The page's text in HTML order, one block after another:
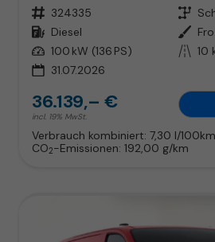
Fahrzeugnr. 324335 Getriebe
Kraftstoff Diesel Außenfarbe
Leistung 100 kW (136 PS) Kilometerstand 10
31.07.2026
36.139,– €
incl. 19% MwSt.
Verbrauch kombiniert: 7,30 l/100km
CO2-Emissionen: 192,00 g/km